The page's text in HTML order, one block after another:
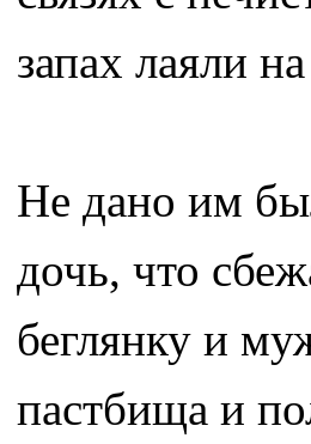
запах лаяли
Не дано им
дочь, что
беглянку и
пастбища и